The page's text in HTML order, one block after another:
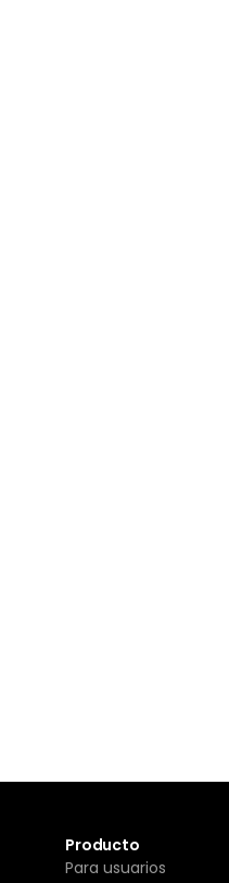
Producto
Para usuarios